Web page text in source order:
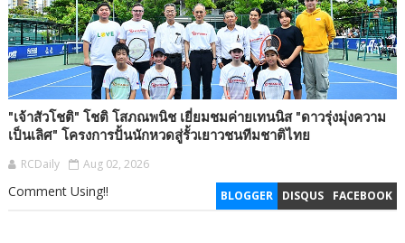
"เจ้าสัวโชติ" โชติ โสภณพนิช เยี่ยมชมค่ายเทนนิส "ดาวรุ่งมุ่งความ
เป็นเลิศ" โครงการปั้นนักหวดสู่รั้วเยาวชนทีมชาติไทย
RCDaily Aug 02, 2026
BLOGGER DISQUS FACEBOOK
Comment Using!!